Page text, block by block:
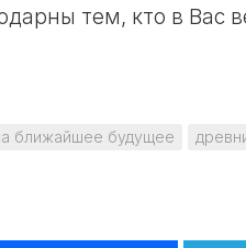
тем, кто в Вас
ближайшее будущее